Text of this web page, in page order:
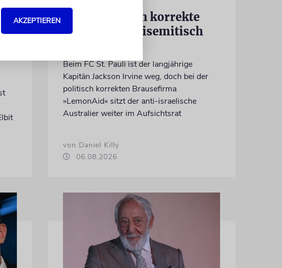
Kann politisch korrekte
Limonade antisemitisch
Beim FC St. Pauli ist der langjährige
Kapitän Jackson Irvine weg, doch bei der
politisch korrekten Brausefirma
»LemonAid« sitzt der anti-israelische
Australier weiter im Aufsichtsrat
von Daniel Killy
06.08.2026
AKZEPTIEREN